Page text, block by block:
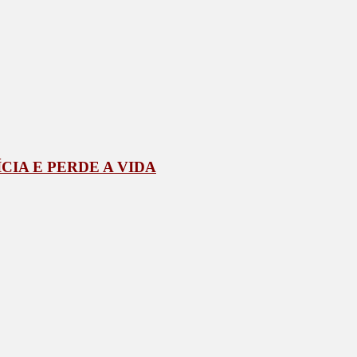
E PERDE A VIDA